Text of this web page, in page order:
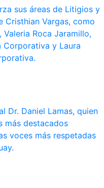
sus áreas de Litigios y
Vargas, como
Roca Jaramillo,
Corporativa y Laura
Dr. Daniel Lamas, quien
más destacados
voces más respetadas